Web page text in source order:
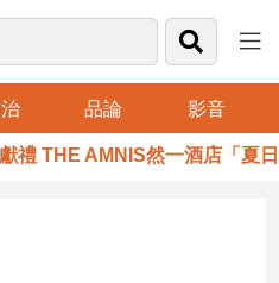
品論 影音
THE AMNIS然一酒店「夏日藏